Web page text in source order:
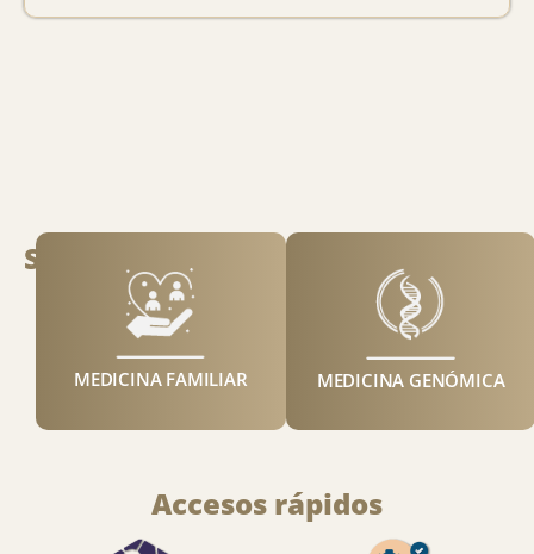
Servicios
MEDICINA FAMILIAR MEDICINA GENÓMICA
Accesos rápidos